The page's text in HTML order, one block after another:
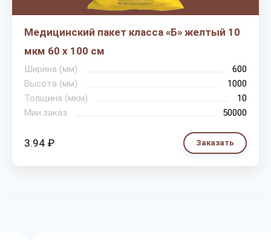
Медицинский пакет класса «Б» желтый 10
мкм 60 х 100 см
Ширина (мм)
600
Высота (мм)
1000
Толщина (мкм)
10
Мин.заказ
50000
3.94 ₽ Заказать